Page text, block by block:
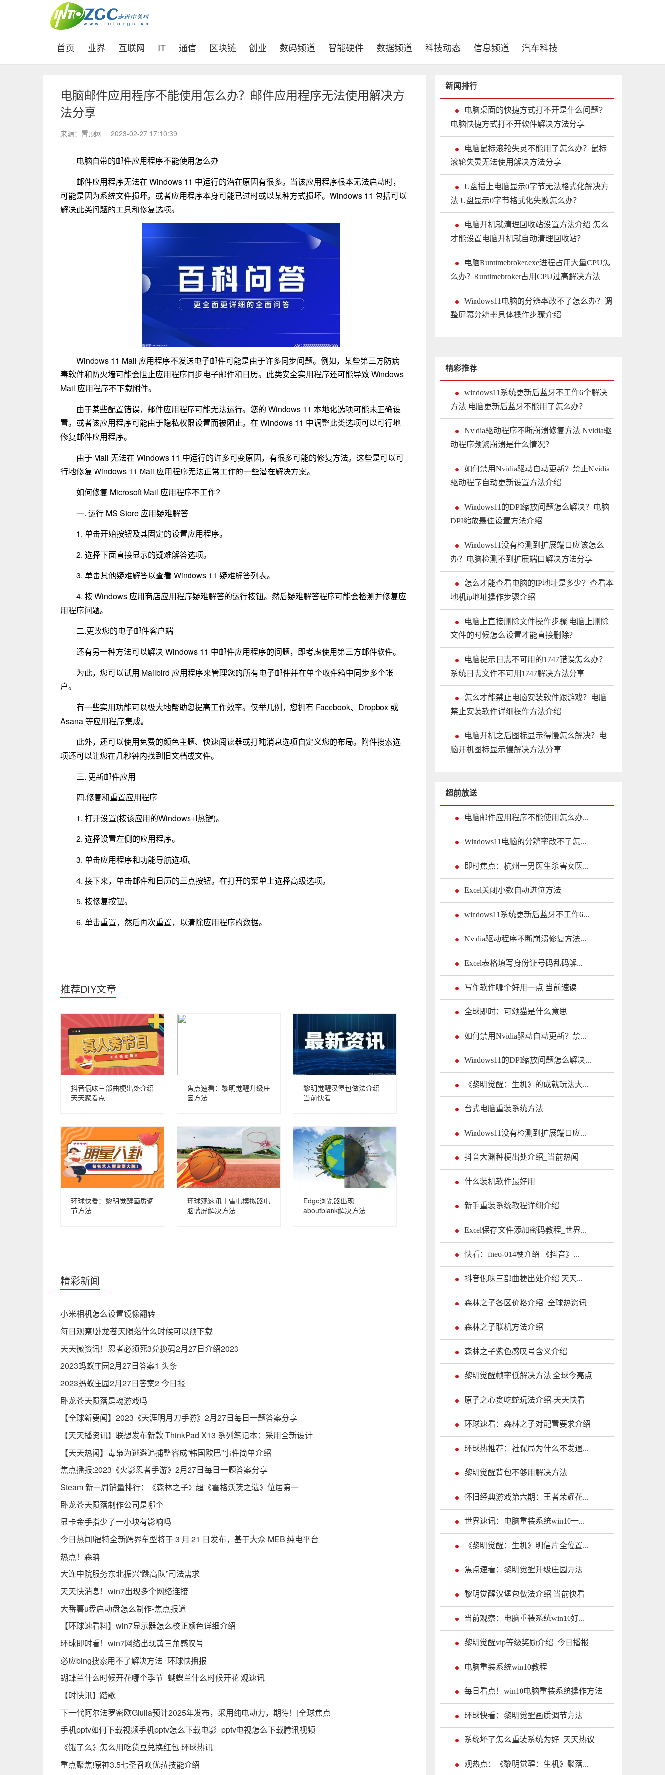
首页 (current)
业界 互联网 IT 通信 区块链 创业 数码频道 智能硬件 数据频道 科技动态 信息频道 汽车科技
电脑邮件应用程序不能使用怎么办？邮件应用程序无法使用解决方
法分享
来源：置顶网 2023-02-27 17:10:39
电脑自带的邮件应用程序不能使用怎么办
邮件应用程序无法在 Windows 11 中运行的潜在原因有很多。当该应用程序根本无法启动时，
可能是因为系统文件损坏。或者应用程序本身可能已过时或以某种方式损坏。Windows 11 包括可以
解决此类问题的工具和修复选项。
Windows 11 Mail 应用程序不发送电子邮件可能是由于许多同步问题。例如，某些第三方防病
毒软件和防火墙可能会阻止应用程序同步电子邮件和日历。此类安全实用程序还可能导致 Windows
Mail 应用程序不下载附件。
由于某些配置错误，邮件应用程序可能无法运行。您的 Windows 11 本地化选项可能未正确设
置。或者该应用程序可能由于隐私权限设置而被阻止。在 Windows 11 中调整此类选项可以可行地
修复邮件应用程序。
由于 Mail 无法在 Windows 11 中运行的许多可变原因，有很多可能的修复方法。这些是可以可
行地修复 Windows 11 Mail 应用程序无法正常工作的一些潜在解决方案。
如何修复 Microsoft Mail 应用程序不工作?
一. 运行 MS Store 应用疑难解答
1. 单击开始按钮及其固定的设置应用程序。
2. 选择下面直接显示的疑难解答选项。
3. 单击其他疑难解答以查看 Windows 11 疑难解答列表。
4. 按 Windows 应用商店应用程序疑难解答的运行按钮。然后疑难解答程序可能会检测并修复应
用程序问题。
二.更改您的电子邮件客户端
还有另一种方法可以解决 Windows 11 中邮件应用程序的问题，即考虑使用第三方邮件软件。
为此，您可以试用 Mailbird 应用程序来管理您的所有电子邮件并在单个收件箱中同步多个帐
户。
有一些实用功能可以极大地帮助您提高工作效率。仅举几例，您拥有 Facebook、Dropbox 或
Asana 等应用程序集成。
此外，还可以使用免费的颜色主题、快速阅读器或打盹消息选项自定义您的布局。附件搜索选
项还可以让您在几秒钟内找到旧文档或文件。
三. 更新邮件应用
四.修复和重置应用程序
1. 打开设置(按该应用的Windows+I热键)。
2. 选择设置左侧的应用程序。
3. 单击应用程序和功能导航选项。
4. 接下来，单击邮件和日历的三点按钮。在打开的菜单上选择高级选项。
5. 按修复按钮。
6. 单击重置，然后再次重置，以清除应用程序的数据。
推荐DIY文章
抖音佤味三部曲梗出处介绍
天天聚看点
焦点速看：黎明觉醒升级庄
园方法
黎明觉醒汉堡包做法介绍
当前快看
环球快看：黎明觉醒画质调
节方法
环球观速讯丨雷电模拟器电
脑蓝屏解决方法
Edge浏览器出现
aboutblank解决方法
精彩新闻
小米相机怎么设置镜像翻转
每日观察!卧龙苍天陨落什么时候可以预下载
天天微资讯！忍者必须死3兑换码2月27日介绍2023
2023蚂蚁庄园2月27日答案1 头条
2023蚂蚁庄园2月27日答案2 今日报
卧龙苍天陨落是魂游戏吗
【全球新要闻】2023《天涯明月刀手游》2月27日每日一题答案分享
【天天播资讯】联想发布新款 ThinkPad X13 系列笔记本：采用全新设计
【天天热闻】毒枭为逃避追捕整容成“韩国欧巴”事件简单介绍
焦点播报:2023《火影忍者手游》2月27日每日一题答案分享
Steam 新一周销量排行：《森林之子》超《霍格沃茨之遗》位居第一
卧龙苍天陨落制作公司是哪个
显卡金手指少了一小块有影响吗
今日热闻!福特全新跨界车型将于 3 月 21 日发布，基于大众 MEB 纯电平台
热点！森蚺
大连中院服务东北振兴“跳高队”司法需求
天天快消息！win7出现多个网络连接
大番薯u盘启动盘怎么制作-焦点报道
【环球速看料】win7显示器怎么校正颜色详细介绍
环球即时看！win7网络出现黄三角感叹号
必应bing搜索用不了解决方法_环球快播报
蝴蝶兰什么时候开花哪个季节_蝴蝶兰什么时候开花 观速讯
【时快讯】踏歌
下一代阿尔法罗密欧Giulia预计2025年发布，采用纯电动力，期待！|全球焦点
手机pptv如何下载视频手机pptv怎么下载电影_pptv电视怎么下载腾讯视频
《饿了么》怎么用吃货豆兑换红包 环球热讯
重点聚焦!原神3.5七圣召唤优菈技能介绍
新闻排行
电脑桌面的快捷方式打不开是什么问题？
电脑快捷方式打不开软件解决方法分享
电脑鼠标滚轮失灵不能用了怎么办？鼠标
滚轮失灵无法使用解决方法分享
U盘插上电脑显示0字节无法格式化解决方
法 U盘显示0字节格式化失败怎么办？
电脑开机就清理回收站设置方法介绍 怎么
才能设置电脑开机就自动清理回收站？
电脑Runtimebroker.exe进程占用大量CPU怎
么办？Runtimebroker占用CPU过高解决方法
Windows11电脑的分辨率改不了怎么办？调
整屏幕分辨率具体操作步骤介绍
精彩推荐
windows11系统更新后蓝牙不工作6个解决
方法 电脑更新后蓝牙不能用了怎么办？
Nvidia驱动程序不断崩溃修复方法 Nvidia驱
动程序频繁崩溃是什么情况？
如何禁用Nvidia驱动自动更新？禁止Nvidia
驱动程序自动更新设置方法介绍
Windows11的DPI缩放问题怎么解决？电脑
DPI缩放最佳设置方法介绍
Windows11没有检测到扩展端口应该怎么
办？电脑检测不到扩展端口解决方法分享
怎么才能查看电脑的IP地址是多少？查看本
地机ip地址操作步骤介绍
电脑上直接删除文件操作步骤 电脑上删除
文件的时候怎么设置才能直接删除？
电脑提示日志不可用的1747错误怎么办？
系统日志文件不可用1747解决方法分享
怎么才能禁止电脑安装软件跟游戏？电脑
禁止安装软件详细操作方法介绍
电脑开机之后图标显示得慢怎么解决？电
脑开机图标显示慢解决方法分享
超前放送
电脑邮件应用程序不能使用怎么办...
Windows11电脑的分辨率改不了怎...
即时焦点：杭州一男医生杀害女医...
Excel关闭小数自动进位方法
windows11系统更新后蓝牙不工作6...
Nvidia驱动程序不断崩溃修复方法...
Excel表格填写身份证号码乱码解...
写作软件哪个好用一点 当前速读
全球即时：可颂猫是什么意思
如何禁用Nvidia驱动自动更新？禁...
Windows11的DPI缩放问题怎么解决...
《黎明觉醒：生机》的成就玩法大...
台式电脑重装系统方法
Windows11没有检测到扩展端口应...
抖音大渊种梗出处介绍_当前热闻
什么装机软件最好用
新手重装系统教程详细介绍
Excel保存文件添加密码教程_世界...
快看：fneo-014梗介绍 《抖音》...
抖音佤味三部曲梗出处介绍 天天...
森林之子各区价格介绍_全球热资讯
森林之子联机方法介绍
森林之子紫色感叹号含义介绍
黎明觉醒帧率低解决方法|全球今亮点
原子之心贪吃蛇玩法介绍-天天快看
环球速看：森林之子对配置要求介绍
环球热推荐：社保局为什么不发退...
黎明觉醒背包不够用解决方法
怀旧经典游戏第六期：王者荣耀花...
世界速讯：电脑重装系统win10一...
《黎明觉醒：生机》明信片全位置...
焦点速看：黎明觉醒升级庄园方法
黎明觉醒汉堡包做法介绍 当前快看
当前观察：电脑重装系统win10好...
黎明觉醒vip等级奖励介绍_今日播报
电脑重装系统win10教程
每日看点！win10电脑重装系统操作方法
环球快看：黎明觉醒画质调节方法
系统坏了怎么重装系统为好_天天热议
观热点：《黎明觉醒：生机》聚落...